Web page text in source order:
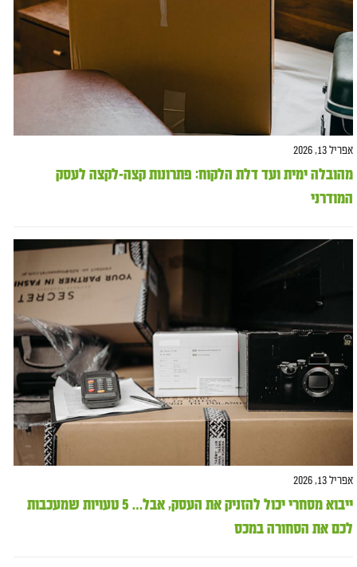
אפריל 13, 2026
מהובלה ימית ועד דלת הלקוח: פתרונות קצה-לקצה לעסק
המודרני
אפריל 13, 2026
ייבוא מסחרי יכול להזניק את העסק, אבל… 5 טעויות שמעכבות
לכם את הסחורה במכס